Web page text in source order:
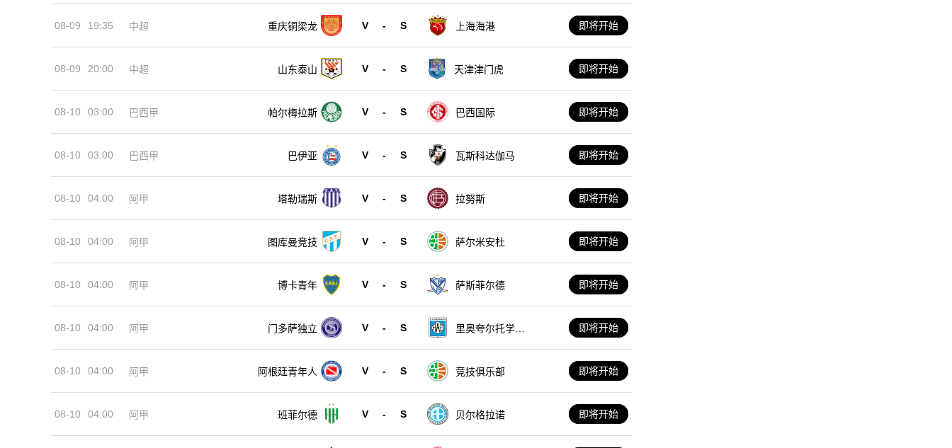
08-09 19:35 中超 重庆铜梁龙 V - S 上海海港 即将开始
08-09 20:00 中超 山东泰山 V - S 天津津门虎 即将开始
08-10 03:00 巴西甲 帕尔梅拉斯 V - S 巴西国际 即将开始
08-10 03:00 巴西甲 巴伊亚 V - S 瓦斯科达伽马 即将开始
08-10 04:00 阿甲 塔勒瑞斯 V - S 拉努斯 即将开始
08-10 04:00 阿甲 图库曼竞技 V - S 萨尔米安杜 即将开始
08-10 04:00 阿甲 博卡青年 V - S 萨斯菲尔德 即将开始
08-10 04:00 阿甲 门多萨独立 V - S
里奥夸尔托学生
即将开始
08-10 04:00 阿甲 阿根廷青年人 V - S 竞技俱乐部 即将开始
08-10 04:00 阿甲 班菲尔德 V - S 贝尔格拉诺 即将开始